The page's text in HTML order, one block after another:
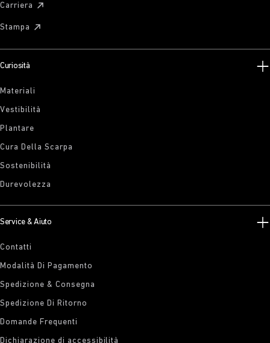
Carriera
Stampa
Curiosità
Materiali
Vestibilità
Plantare
Cura Della Scarpa
Sostenibilità
Durevolezza
Service & Aiuto
Contatti
Modalità Di Pagamento
Spedizione & Consegna
Spedizione Di Ritorno
Domande Frequenti
Dichiarazione di accessibilità